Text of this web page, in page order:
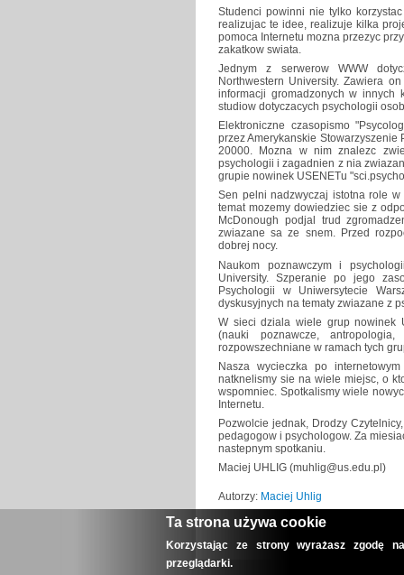
Studenci powinni nie tylko
realizujac te idee, realizuje kilka
pomoca Internetu mozna przezyc
zakatkow swiata.
Jednym z serwerow WWW
Northwestern University. Zawiera
informacji gromadzonych w innych
studiow dotyczacych psychologii
Elektroniczne czasopismo
przez Amerykanskie
20000. Mozna w nim znalezc
psychologii i zagadnien z nia
grupie nowinek USENETu
Sen pelni nadzwyczaj istotna role
temat mozemy dowiedziec sie z
McDonough podjal trud
zwiazane sa ze snem. Przed
dobrej nocy.
Naukom poznawczym i
University. Szperanie po jego
Psychologii w Uniwersytecie
dyskusyjnych na tematy zwiazane z
W sieci dziala wiele grup nowinek
(nauki poznawcze,
rozpowszechniane w ramach tych
Nasza wycieczka po
natknelismy sie na wiele miejsc, o
wspomniec. Spotkalismy wiele
Internetu.
Pozwolcie jednak, Drodzy
pedagogow i psychologow. Za
nastepnym spotkaniu.
Maciej UHLIG (muhlig@us.edu.pl)
Autorzy: Maciej Uhlig
Ta strona używa cookie
Korzystając ze strony wyrażasz zgodę
przeglądarki.